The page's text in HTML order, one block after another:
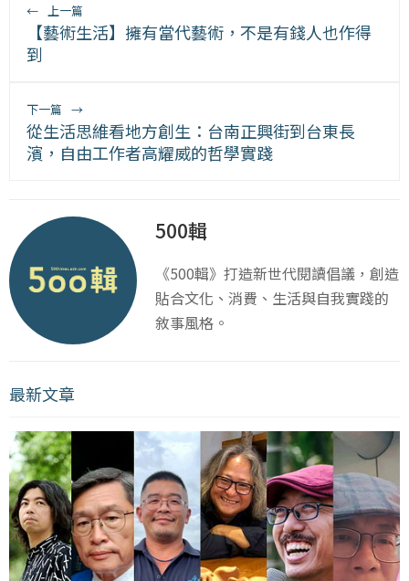
← 上一篇
【藝術生活】擁有當代藝術，不是有錢人也作得
到
下一篇 →
從生活思維看地方創生：台南正興街到台東長
濱，自由工作者高耀威的哲學實踐
500輯
《500輯》打造新世代閱讀倡議，創造
貼合文化、消費、生活與自我實踐的
敘事風格。
最新文章